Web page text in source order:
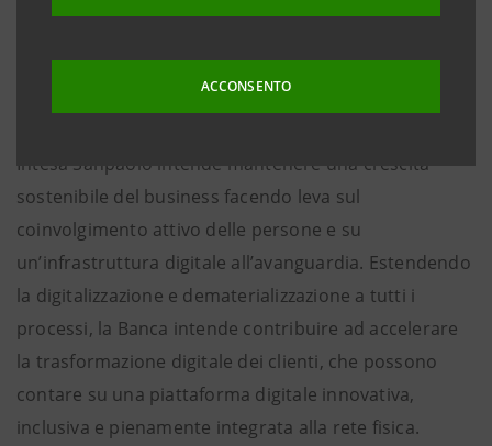
ACCONSENTO
Intesa Sanpaolo intende mantenere una crescita
sostenibile del business facendo leva sul
coinvolgimento attivo delle persone e su
un’infrastruttura digitale all’avanguardia. Estendendo
la digitalizzazione e dematerializzazione a tutti i
processi, la Banca intende contribuire ad accelerare
la trasformazione digitale dei clienti, che possono
contare su una piattaforma digitale innovativa,
inclusiva e pienamente integrata alla rete fisica.